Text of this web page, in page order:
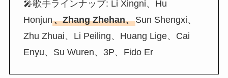
🎤歌手ラインナップ: Li Xingni、Hu
Honjun、Zhang Zhehan、Sun Shengxi、
Zhu Zhuai、Li Peiling、Huang Lige、Cai
Enyu、Su Wuren、3P、Fido Er